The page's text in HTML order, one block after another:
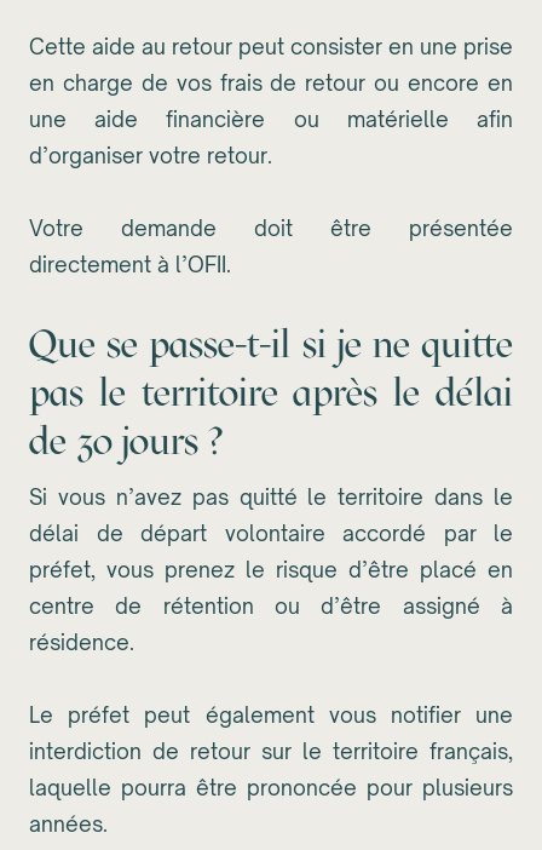
Cette aide au retour peut consister en une prise
en charge de vos frais de retour ou encore en
une aide financière ou matérielle afin
d’organiser votre retour.
Votre demande doit être présentée
directement à l’OFII.
Que se passe-t-il si je ne quitte
pas le territoire après le délai
de 30 jours ?
Si vous n’avez pas quitté le territoire dans le
délai de départ volontaire accordé par le
préfet, vous prenez le risque d’être placé en
centre de rétention ou d’être assigné à
résidence.
Le préfet peut également vous notifier une
interdiction de retour sur le territoire français,
laquelle pourra être prononcée pour plusieurs
années.